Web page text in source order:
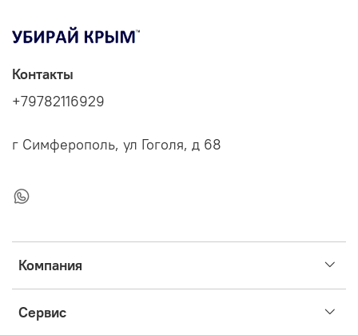
Компания
Сервис
Контакты
+79782116929
г Симферополь, ул Гоголя, д 68